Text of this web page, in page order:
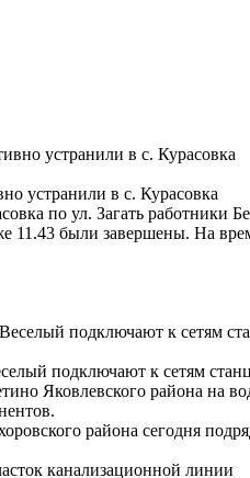
устранили в с. Курасовка
по ул. Загать работники
11.43 были завершены. На
подключают к сетям
Яковлевского района на
района сегодня